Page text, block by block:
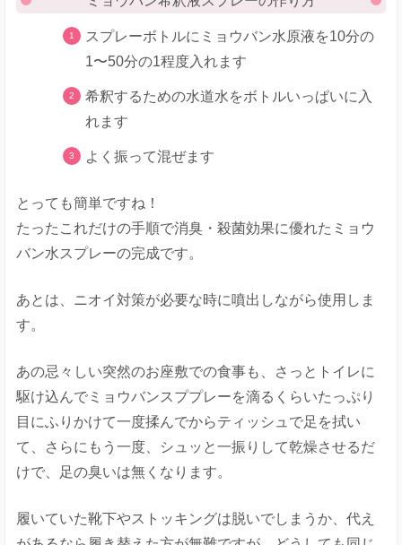
スプレーボトルにミョウバン水原液を10分の
1〜50分の1程度入れます
希釈するための水道水をボトルいっぱいに入
れます
よく振って混ぜます
とっても簡単ですね！
たったこれだけの手順で消臭・殺菌効果に優れたミョウ
バン水スプレーの完成です。
あとは、ニオイ対策が必要な時に噴出しながら使用しま
す。
あの忌々しい突然のお座敷での食事も、さっとトイレに
駆け込んでミョウバンスププレーを滴るくらいたっぷり
目にふりかけて一度揉んでからティッシュで足を拭い
て、さらにもう一度、シュッと一振りして乾燥させるだ
けで、足の臭いは無くなります。
履いていた靴下やストッキングは脱いでしまうか、代え